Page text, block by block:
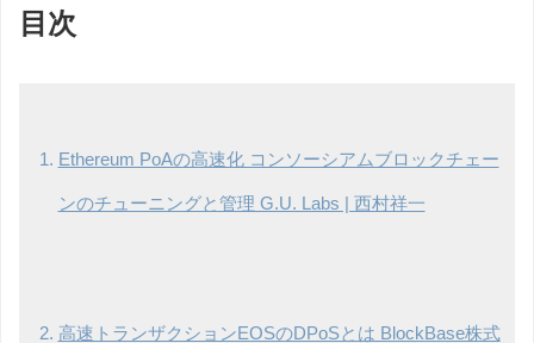
目次
Ethereum PoAの高速化 コンソーシアムブロックチェー
ンのチューニングと管理 G.U. Labs | 西村祥一
高速トランザクションEOSのDPoSとは BlockBase株式